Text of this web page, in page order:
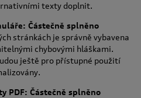
texty doplnit.
Částečně splněno
stránkách je správně vybavena
chybovými hláškami.
ještě pro přístupné použití
PDF: Částečně splněno